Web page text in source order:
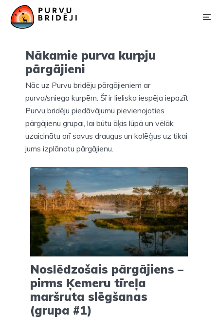
Nākamie purva kurpju
pārgājieni
Nāc uz Purvu bridēju pārgājieniem ar
purva/sniega kurpēm. Šī ir lieliska iespēja iepazīt
Purvu bridēju piedāvājumu pievienojoties
pārgājienu grupai, lai būtu āķis lūpā un vēlāk
uzaicinātu arī savus draugus un kolēģus uz tikai
jums izplānotu pārgājienu.
Noslēdzošais pārgājiens –
pirms Ķemeru tīreļa
maršruta slēgšanas
(grupa #1)